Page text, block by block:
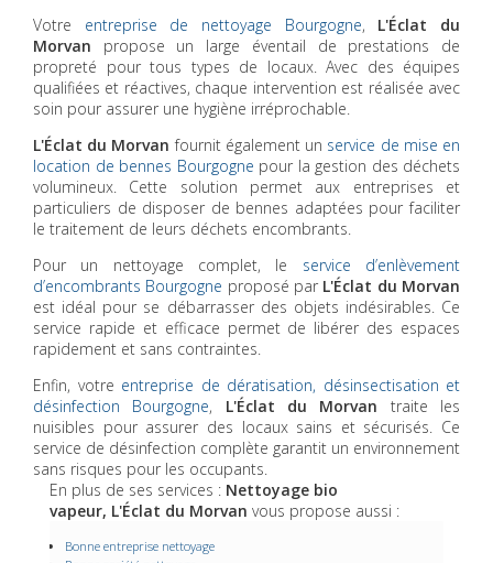
Votre entreprise de nettoyage Bourgogne, L'Éclat du
Morvan propose un large éventail de prestations de
propreté pour tous types de locaux. Avec des équipes
qualifiées et réactives, chaque intervention est réalisée avec
soin pour assurer une hygiène irréprochable.
L'Éclat du Morvan fournit également un service de mise en
location de bennes Bourgogne pour la gestion des déchets
volumineux. Cette solution permet aux entreprises et
particuliers de disposer de bennes adaptées pour faciliter
le traitement de leurs déchets encombrants.
Pour un nettoyage complet, le service d’enlèvement
d’encombrants Bourgogne proposé par L'Éclat du Morvan
est idéal pour se débarrasser des objets indésirables. Ce
service rapide et efficace permet de libérer des espaces
rapidement et sans contraintes.
Enfin, votre entreprise de dératisation, désinsectisation et
désinfection Bourgogne, L'Éclat du Morvan traite les
nuisibles pour assurer des locaux sains et sécurisés. Ce
service de désinfection complète garantit un environnement
sans risques pour les occupants.
En plus de ses services : Nettoyage bio
vapeur, L'Éclat du Morvan vous propose aussi :
Bonne entreprise nettoyage